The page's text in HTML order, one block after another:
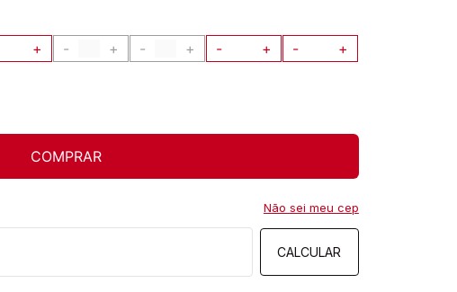
+ - + - + - + - +
COMPRAR
CALCULAR
Não sei meu cep